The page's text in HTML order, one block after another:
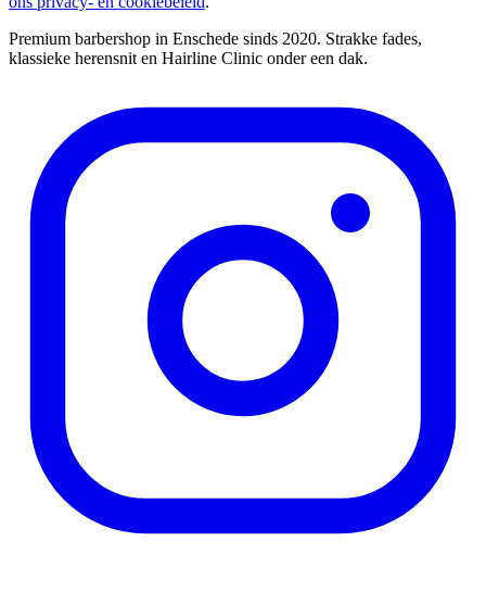
Premium barbershop in Enschede sinds 2020. Strakke fades,
klassieke herensnit en Hairline Clinic onder een dak.